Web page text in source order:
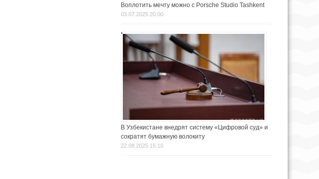
Воплотить мечту можно с Porsche Studio Tashkent
03.07.2025 20:00
В Узбекистане внедрят систему «Цифровой суд» и
сократят бумажную волокиту
22.08.2025 15:10